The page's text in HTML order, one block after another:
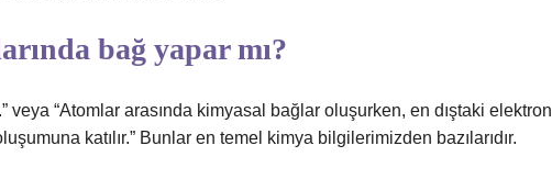
bağ yapar mı?
veya “Atomlar arasında kimyasal bağlar oluşurken, en dıştaki elektron
katılır.” Bunlar en temel kimya bilgilerimizden bazılarıdır.